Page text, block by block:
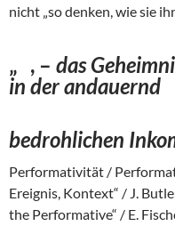
nicht „so denken, wie sie
„ , – das
in der andauernd
bedrohlichen
Performativität /
Ereignis, Kontext“ / J.
the Performative“ / E.